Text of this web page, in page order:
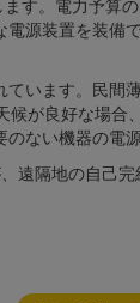
す。電力予算
源装置を装備
います。民間
候が良好な場合
ない機器の電源
遠隔地の自己